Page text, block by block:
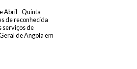
Abril - Quinta-
de reconhecida
serviços de
de Angola em